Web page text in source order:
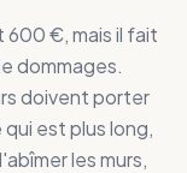
€, mais il fait
dommages.
doivent porter
est plus long,
les murs,